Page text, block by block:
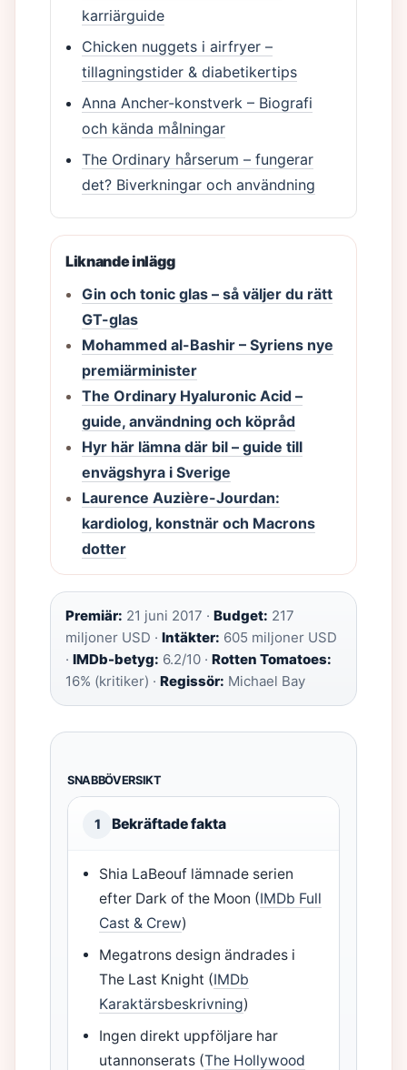
karriärguide
Chicken nuggets i airfryer –
tillagningstider & diabetikertips
Anna Ancher-konstverk – Biografi
och kända målningar
The Ordinary hårserum – fungerar
det? Biverkningar och användning
Liknande inlägg
Gin och tonic glas – så väljer du rätt
GT-glas
Mohammed al-Bashir – Syriens nye
premiärminister
The Ordinary Hyaluronic Acid –
guide, användning och köpråd
Hyr här lämna där bil – guide till
envägshyra i Sverige
Laurence Auzière-Jourdan:
kardiolog, konstnär och Macrons
dotter
Premiär: 21 juni 2017 · Budget: 217
miljoner USD · Intäkter: 605 miljoner USD
· IMDb-betyg: 6.2/10 · Rotten Tomatoes:
16% (kritiker) · Regissör: Michael Bay
SNABBÖVERSIKT
1 Bekräftade fakta
Shia LaBeouf lämnade serien
efter Dark of the Moon (IMDb Full
Cast & Crew)
Megatrons design ändrades i
The Last Knight (IMDb
Karaktärsbeskrivning)
Ingen direkt uppföljare har
utannonserats (The Hollywood